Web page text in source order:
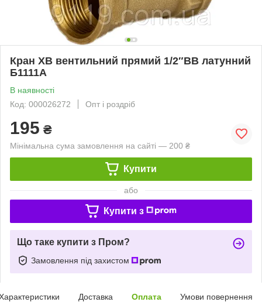
Кран ХВ вентильний прямий 1/2″ВВ латунний
Б1111А
В наявності
Код: 000026272
Опт і роздріб
195 ₴
Мінімальна сума замовлення на сайті — 200 ₴
Купити
або
Купити з
Що таке купити з Пром?
Замовлення під захистом
Доставка Оплата Умови повернення